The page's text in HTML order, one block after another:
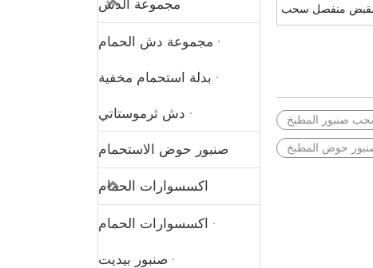
مجموعة الدش
مجموعة دش الحمام
بدلة استحمام مخفية
دش ثرموستاتي
صنبور حوض الاستحمام
اكسسوارات الحمام
اكسسوارات الحمام
صنبور بيديت
منفصل سحب
بالوعة المطبخ
صنبور المطبخ
حوض المطبخ